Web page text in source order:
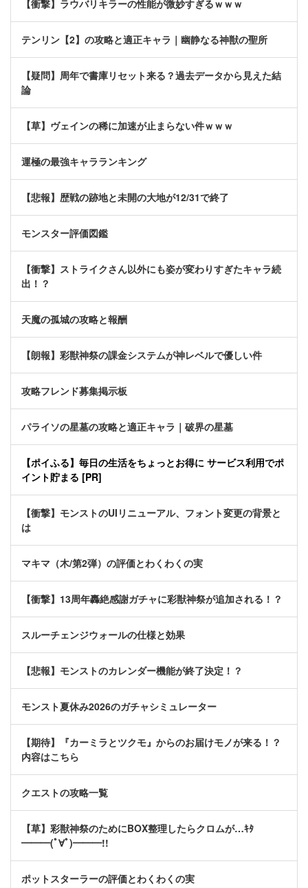
【衝撃】ラウバリキラーの性能が微妙すぎるｗｗｗ
テンリン【2】の攻略と適正キャラ｜幽静なる神獣の聖所
【疑問】周年で書庫リセット来る？過去データから見えた結
論
【草】ヴェインの稀に加速が止まらない件ｗｗｗ
運極の最強キャラランキング
【悲報】歴戦の跡地と未開の大地が12/31で終了
モンスター評価図鑑
【衝撃】ストライクさん以外にも姿が変わりすぎたキャラ続
出！？
天魔の孤城の攻略と報酬
【朗報】彩獣神祭の課金システムが神レベルで優しい件
攻略フレンド募集掲示板
パライソの星墓の攻略と適正キャラ｜破界の星墓
【ポイふる】毎日の生活をちょっとお得に サービス利用でポ
イント貯まる [PR]
【衝撃】モンストのUIリニューアル、フォント変更の背景と
は
マキマ（木/第2弾）の評価とわくわくの実
【衝撃】13周年轟絶感謝ガチャに彩獣神祭が追加される！？
スルーチェンジウォールの仕様と効果
【悲報】モンストのカレンダー機能が終了決定！？
モンスト夏休み2026のガチャシミュレーター
【期待】『カーミラとツクモ』からのお届けモノが来る！？
内容はこちら
クエストの攻略一覧
【草】彩獣神祭のためにBOX整理したらクロムが…ｷﾀ
━━━(ﾟ∀ﾟ)━━━!!
ポットスターラーの評価とわくわくの実